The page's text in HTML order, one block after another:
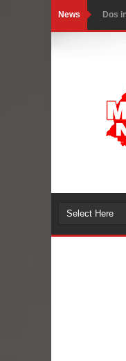
News Dos
Talca